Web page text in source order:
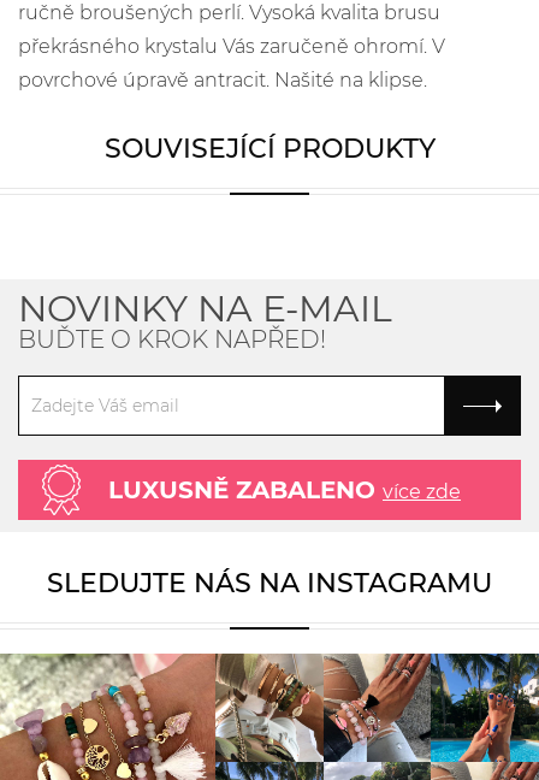
ručně broušených perlí. Vysoká kvalita brusu
překrásného krystalu Vás zaručeně ohromí. V
povrchové úpravě antracit. Našité na klipse.
SOUVISEJÍCÍ PRODUKTY
NOVINKY NA E-MAIL
BUĎTE O KROK NAPŘED!
LUXUSNĚ ZABALENO více zde
SLEDUJTE NÁS NA INSTAGRAMU